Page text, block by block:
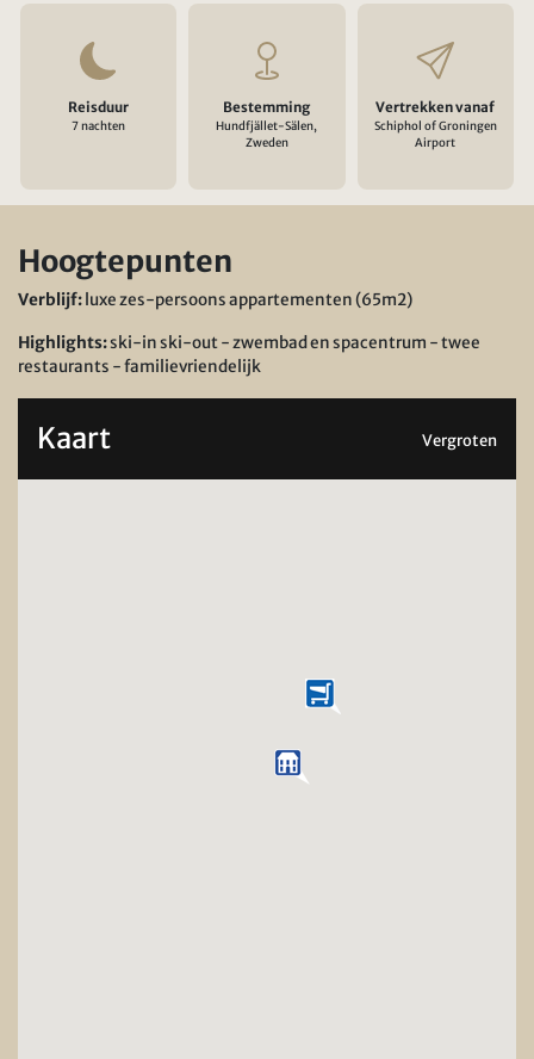
Reisduur
7 nachten
Bestemming
Hundfjället-Sälen,
Zweden
Vertrekken vanaf
Schiphol of Groningen
Airport
Hoogtepunten
Verblijf: luxe zes-persoons appartementen (65m2)
Highlights:ski-in ski-out - zwembad en spacentrum - twee
restaurants - familievriendelijk
Kaart Vergroten